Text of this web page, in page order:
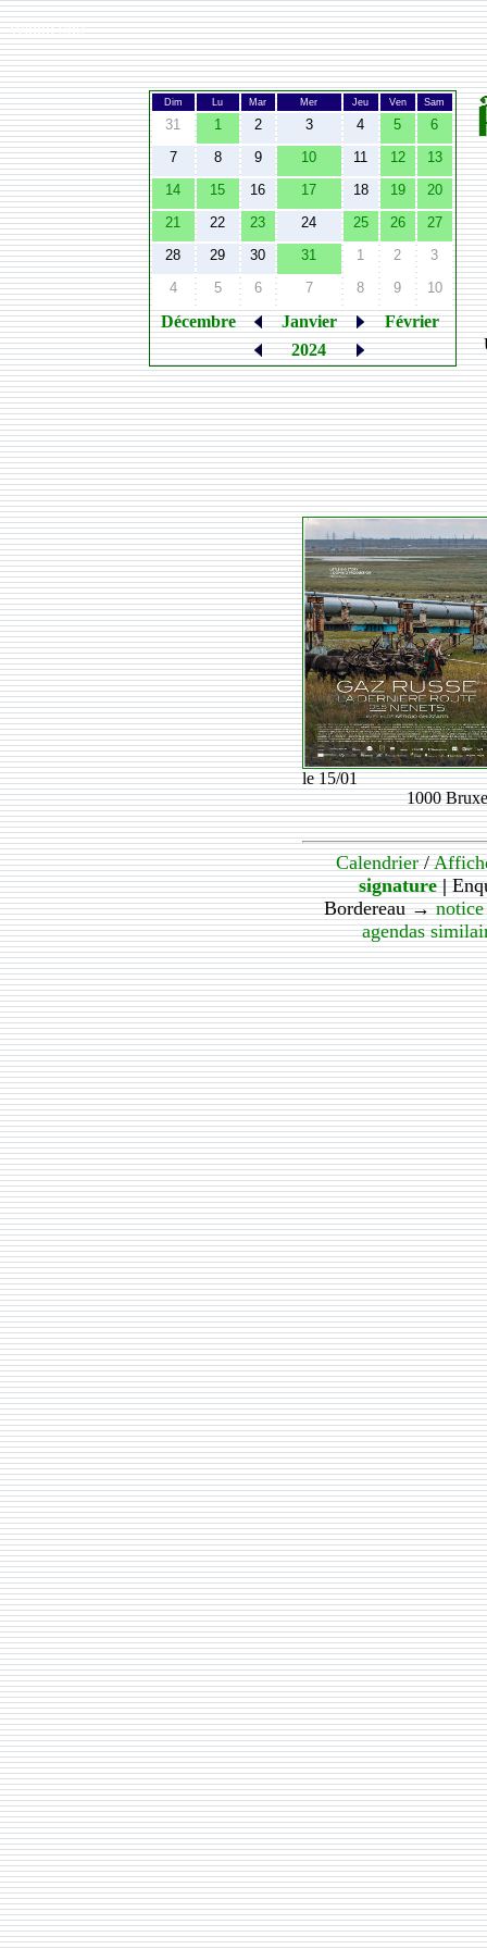
Width:980
Dim Lu Mar Mer Jeu Ven Sam
31 1 2 3 4 5
6
7
8 9 10 11 12
13
14
15 16 17 18 19
20
21
22 23 24 25 26
27
28
29 30 31 1 2
3
4
5 6 7 8 9 10
Décembre Janvier
Février
2024
le 15/01
1000
Calendrier/
signature |
Bordereau →notice
agendas